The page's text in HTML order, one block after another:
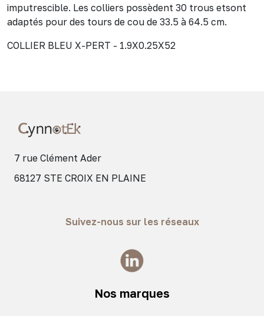
imputrescible. Les colliers possèdent 30 trous etsont
adaptés pour des tours de cou de 33.5 à 64.5 cm.
COLLIER BLEU X-PERT - 1.9X0.25X52
7 rue Clément Ader
68127 STE CROIX EN PLAINE
Suivez-nous sur les réseaux
Nos marques